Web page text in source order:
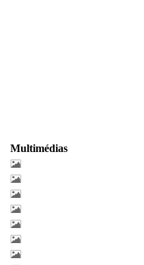
Multimédias